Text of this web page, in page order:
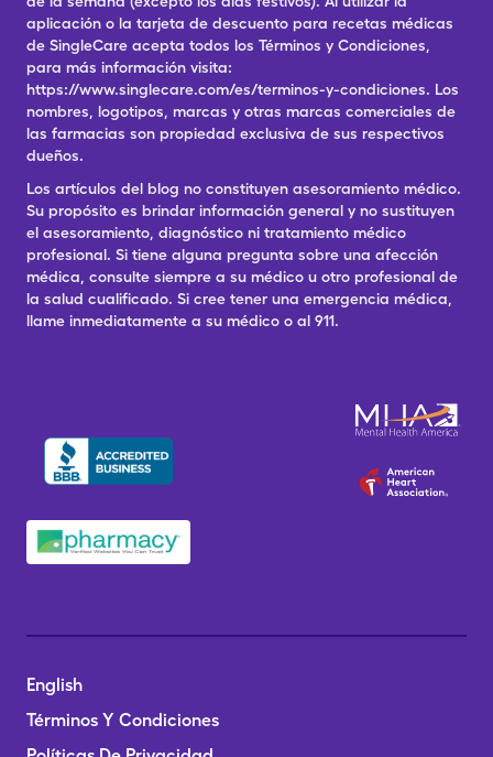
aplicación o la tarjeta de descuento para recetas médicas
de SingleCare acepta todos los Términos y Condiciones,
para más información visita:
https://www.singlecare.com/es/terminos-y-condiciones. Los
nombres, logotipos, marcas y otras marcas comerciales de
las farmacias son propiedad exclusiva de sus respectivos
dueños.
Los artículos del blog no constituyen asesoramiento médico.
Su propósito es brindar información general y no sustituyen
el asesoramiento, diagnóstico ni tratamiento médico
profesional. Si tiene alguna pregunta sobre una afección
médica, consulte siempre a su médico u otro profesional de
la salud cualificado. Si cree tener una emergencia médica,
llame inmediatamente a su médico o al 911.
English
Términos Y Condiciones